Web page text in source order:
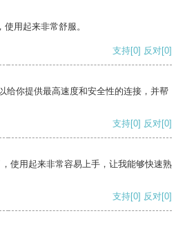
用起来非常舒服。
支持[0] 反对[0]
给你提供最高速度和安全性的连接，并帮
支持[0] 反对[0]
使用起来非常容易上手，让我能够快速熟
支持[0] 反对[0]